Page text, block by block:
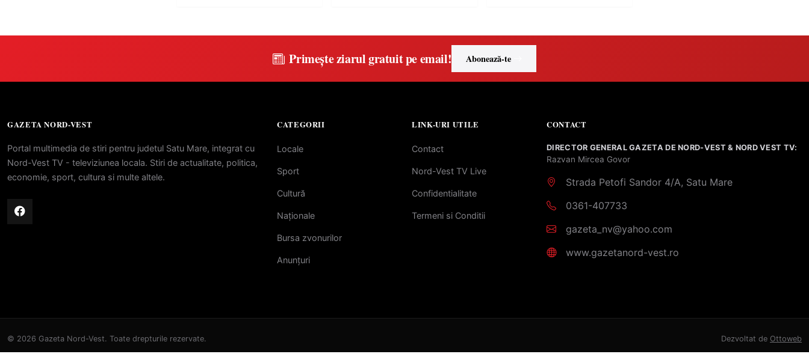
Primește ziarul gratuit pe email! Abonează-te
GAZETA NORD-VEST
Portal multimedia de stiri pentru judetul Satu Mare, integrat cu
Nord-Vest TV - televiziunea locala. Stiri de actualitate, politica,
economie, sport, cultura si multe altele.
CATEGORII
Locale
Sport
Cultură
Naționale
Bursa zvonurilor
Anunțuri
LINK-URI UTILE
Contact
Nord-Vest TV Live
Confidentialitate
Termeni si Conditii
CONTACT
DIRECTOR GENERAL GAZETA DE NORD-VEST & NORD VEST TV:
Razvan Mircea Govor
Strada Petofi Sandor 4/A, Satu Mare
0361-407733
gazeta_nv@yahoo.com
www.gazetanord-vest.ro
© 2026 Gazeta Nord-Vest. Toate drepturile rezervate. Dezvoltat de Ottoweb